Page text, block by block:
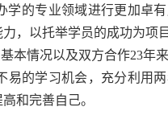
学的专业领域进行更加卓
，以托举学员的成功为项
本情况以及双方合作23年
的学习机会，充分利用
和完善自己。